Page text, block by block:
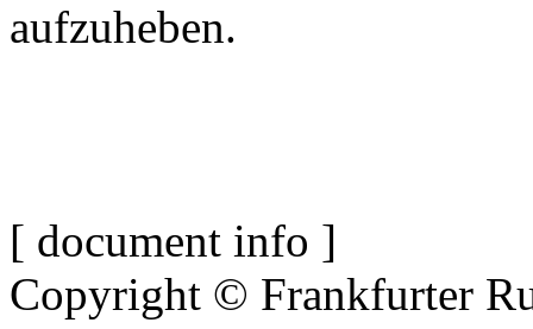
aufzuheben.
[ document info ]
Copyright © Frankfurter